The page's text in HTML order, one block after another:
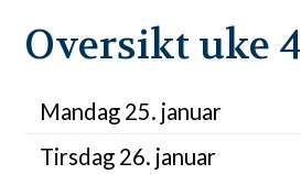
Oversikt uke 4
Mandag 25. januar
Tirsdag 26. januar